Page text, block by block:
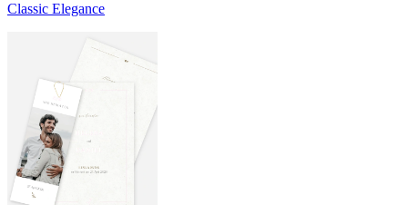
Classic Elegance